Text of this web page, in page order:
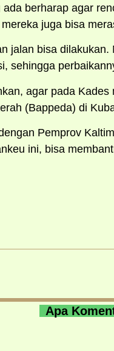
berharap agar
juga bisa
jalan bisa
sehingga
agar pada
(Bappeda) di
Pemprov
ini, bisa
Apa